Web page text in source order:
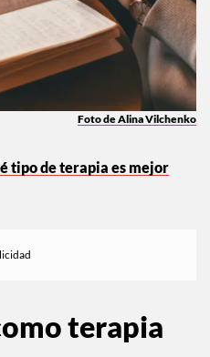
Foto de Alina Vilchenko
tipo de terapia es mejor
terapia